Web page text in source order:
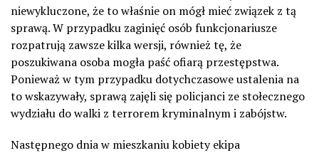
niewykluczone, że to właśnie on mógł mieć związek z tą
sprawą. W przypadku zaginięć osób funkcjonariusze
rozpatrują zawsze kilka wersji, również tę, że
poszukiwana osoba mogła paść ofiarą przestępstwa.
Ponieważ w tym przypadku dotychczasowe ustalenia na
to wskazywały, sprawą zajęli się policjanci ze stołecznego
wydziału do walki z terrorem kryminalnym i zabójstw.
Następnego dnia w mieszkaniu kobiety ekipa